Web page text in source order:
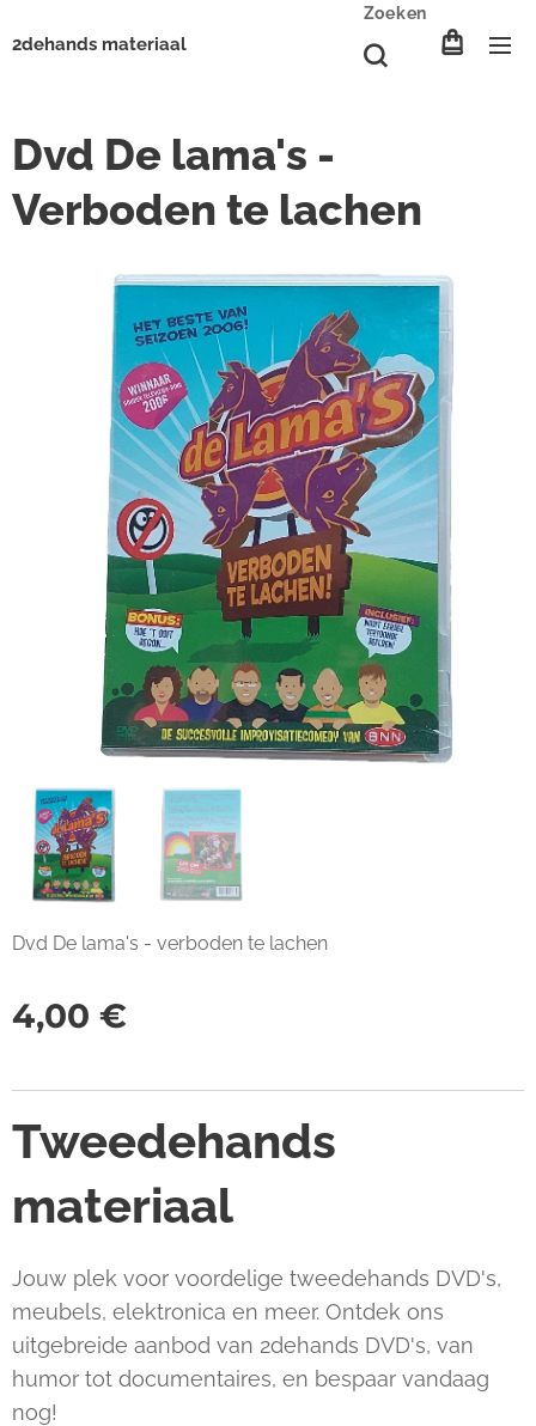
2dehands materiaal
Zoeken
Dvd De lama's -
Verboden te lachen
Dvd De lama's - verboden te lachen
4,00 €
Tweedehands
materiaal
Jouw plek voor voordelige tweedehands DVD's,
meubels, elektronica en meer. Ontdek ons
uitgebreide aanbod van 2dehands DVD's, van
humor tot documentaires, en bespaar vandaag
nog!